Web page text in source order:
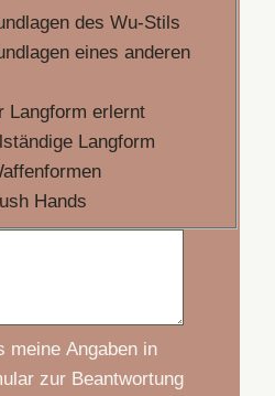
des Wu-Stils
eines anderen
Langform erlernt
Langform
Hands
meine Angaben in
zur Beantwortung